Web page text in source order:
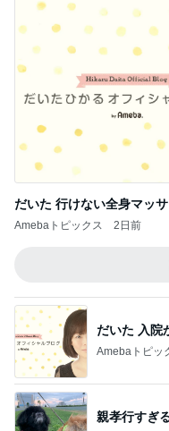
だいた 行けない全身マッ
Amebaトピックス 2日前
だいた 入院
Amebaトピッ
親孝行すぎ